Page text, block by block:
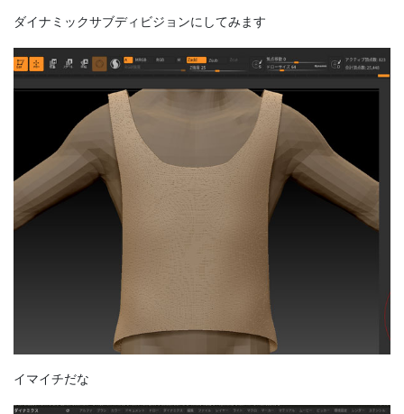
ダイナミックサブディビジョンにしてみます
イマイチだな